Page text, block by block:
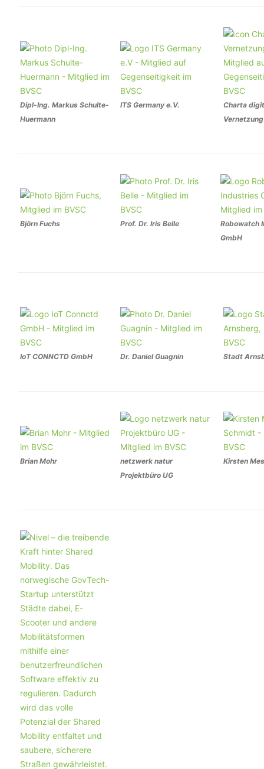
Dipl-Ing. Markus Schulte-
Huermann
ITS Germany e.V.
Charta
Björn Fuchs Prof. Dr. Iris Belle
Robowatch
GmbH
IoT CONNCTD GmbH Dr. Daniel Guagnin Stadt
Brian Mohr
netzwerk natur
Projektbüro UG
Kirsten